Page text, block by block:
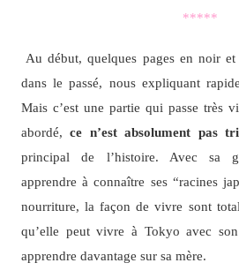
*****
Au début, quelques pages en noir
dans le passé, nous expliquant
Mais c’est une partie qui passe très
abordé,ce n’est absolument pas
principal de l’histoire. Avec sa
apprendre à connaître ses “racines
nourriture, la façon de vivre sont
qu’elle peut vivre à Tokyo avec
apprendre davantage sur sa mère.